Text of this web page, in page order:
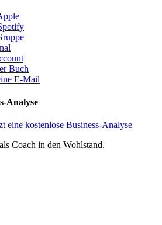
Buch
E-Mail
Analyse
eine kostenlose Business-Analyse
Coach in den Wohlstand.